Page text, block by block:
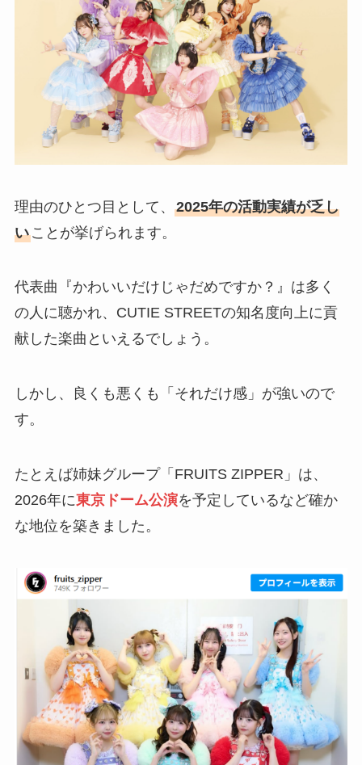
理由のひとつ目として、 2025年の活動実績が乏し
いことが挙げられます。
代表曲『かわいいだけじゃだめですか？』は多く
の人に聴かれ、CUTIE STREETの知名度向上に貢
献した楽曲といえるでしょう。
しかし、良くも悪くも「それだけ感」が強いので
す。
たとえば姉妹グループ「FRUITS ZIPPER」は、
2026年に東京ドーム公演を予定しているなど確か
な地位を築きました。